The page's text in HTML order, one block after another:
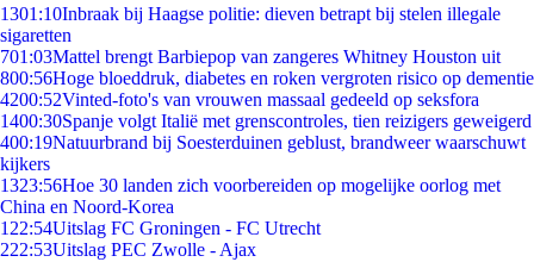
1301:10Inbraak bij Haagse politie: dieven betrapt bij stelen illegale
sigaretten
701:03Mattel brengt Barbiepop van zangeres Whitney Houston uit
800:56Hoge bloeddruk, diabetes en roken vergroten risico op dementie
4200:52Vinted-foto's van vrouwen massaal gedeeld op seksfora
1400:30Spanje volgt Italië met grenscontroles, tien reizigers geweigerd
400:19Natuurbrand bij Soesterduinen geblust, brandweer waarschuwt
kijkers
1323:56Hoe 30 landen zich voorbereiden op mogelijke oorlog met
China en Noord-Korea
1 22:54Uitslag FC Groningen - FC Utrecht
222:53Uitslag PEC Zwolle - Ajax